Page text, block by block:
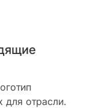
для отрасли.